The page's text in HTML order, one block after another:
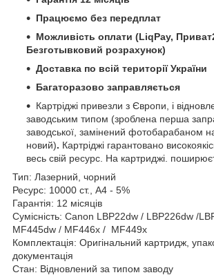
Працюємо без передплат
Можливість оплати (LiqPay,
Безготывковий розрахунок)
Доставка по всій території України
Багаторазово заправляється
Картріджі привезли з Європи, і
заводським типом (зроблена перша
заводської, замінений фотобарабаном
новий). Картріджі гарантовано
весь свій ресурс. На картриджі.
Тип: Лазерний, чорний
Ресурс: 10000 ст., А4 - 5%
Гарантія: 12 місяців
Сумісність: Canon LBP22dw / LBP226dw /
MF445dw / MF446x / MF449x
Комплектація: Оригінальний картридж,
документація
Стан: Відновлений за типом заводу